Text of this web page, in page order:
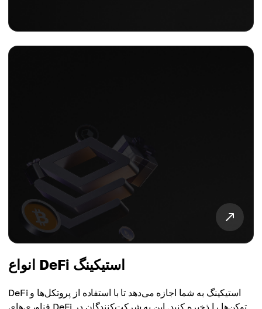
انواع DeFi استیکینگ
DeFi استیکینگ به شما اجازه می‌دهد تا با استفاده از پروتکل‌ها و
فناوری‌های DeFi توکن‌ها را ذخیره کنید. این به شرکت‌کنندگان در